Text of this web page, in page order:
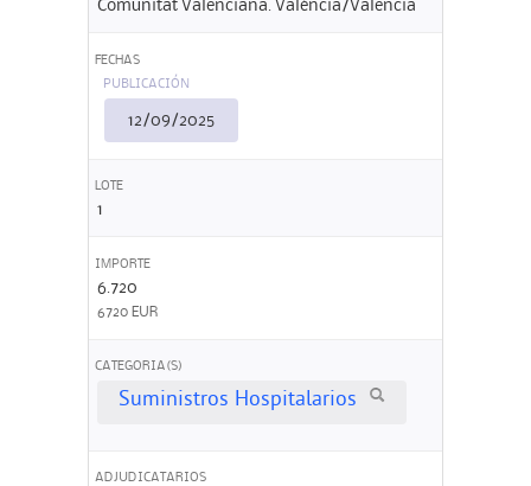
Comunitat Valenciana. València/Valencia
FECHAS
PUBLICACIÓN
12/09/2025
LOTE
1
IMPORTE
6.720
6720 EUR
CATEGORIA(S)
Suministros Hospitalarios
ADJUDICATARIOS